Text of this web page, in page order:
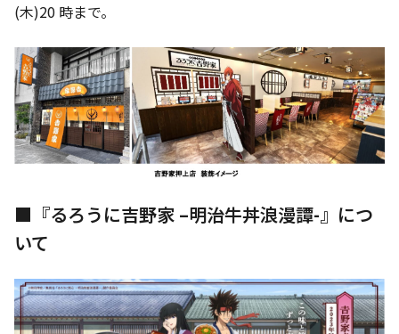
(木)20 時まで。
■『るろうに吉野家 –明治牛丼浪漫譚-』につ
いて